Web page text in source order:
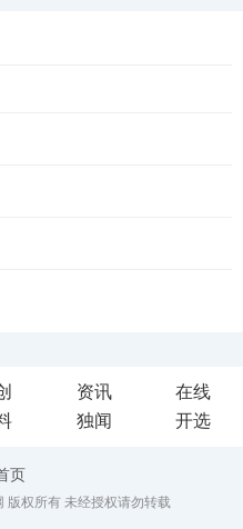
十万大山状如巨螯，分成南北
主脉。北岭略小，方志谓之余
为何不是...
树木来。 老家三间瓦房，隔着
。那株樱桃，不知是何时栽
把身子倚向...
是一朵云起，却没有时间一直
头劳作或是赶路，没有时间跟
天了。 只是春风料峭，倒春寒
，无论是天...
。 物是人非事事休，唯有剩
资讯
在线
独闻 开选
页
权所有 未经授权请勿转载